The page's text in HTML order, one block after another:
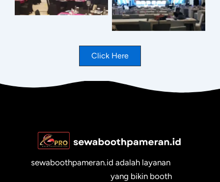
Click Here
sewaboothpameran.id adalah layanan
yang bikin booth